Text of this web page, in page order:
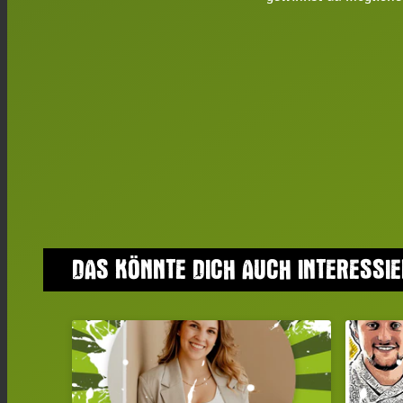
DAS KÖNNTE DICH AUCH